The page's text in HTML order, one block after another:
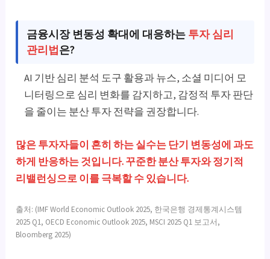
금융시장 변동성 확대에 대응하는 투자 심리
관리법은?
AI 기반 심리 분석 도구 활용과 뉴스, 소셜 미디어 모
니터링으로 심리 변화를 감지하고, 감정적 투자 판단
을 줄이는 분산 투자 전략을 권장합니다.
많은 투자자들이 흔히 하는 실수는 단기 변동성에 과도
하게 반응하는 것입니다. 꾸준한 분산 투자와 정기적
리밸런싱으로 이를 극복할 수 있습니다.
출처: (IMF World Economic Outlook 2025, 한국은행 경제통계시스템
2025 Q1, OECD Economic Outlook 2025, MSCI 2025 Q1 보고서,
Bloomberg 2025)